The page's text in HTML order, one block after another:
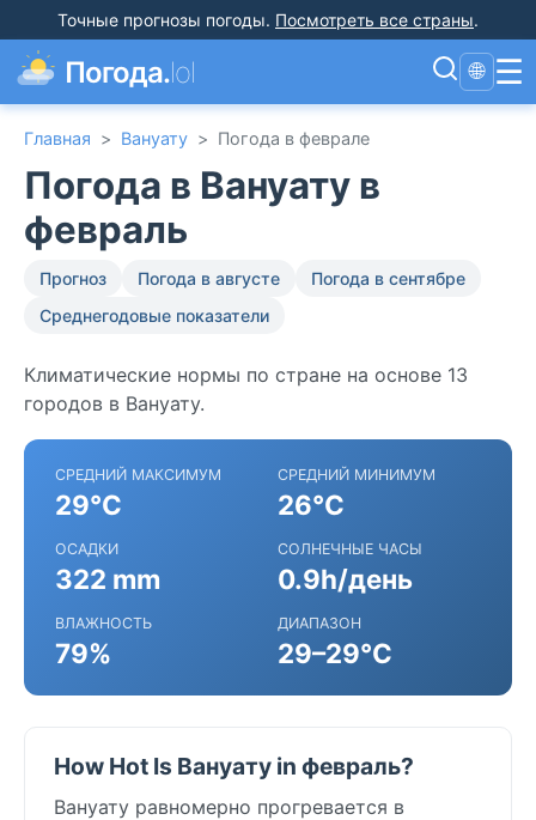
Точные прогнозы погоды. Посмотреть все страны.
Погода.lol 🌐 ☰
Главная > Вануату > Погода в феврале
Погода в Вануату в
февраль
Прогноз Погода в августе
Погода в сентябре
Среднегодовые показатели
Климатические нормы по стране на основе 13
городов в Вануату.
СРЕДНИЙ МАКСИМУМ
29°C
СРЕДНИЙ МИНИМУМ
26°C
ОСАДКИ
322 mm
СОЛНЕЧНЫЕ ЧАСЫ
0.9h/день
ВЛАЖНОСТЬ
79%
ДИАПАЗОН
29–29°C
How Hot Is Вануату in февраль?
Вануату равномерно прогревается в